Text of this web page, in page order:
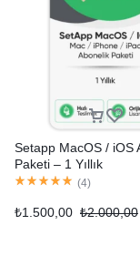
Setapp MacOS / iOS
Paketi – 1 Yıllık
(4)
₺1.500,00 ₺2.000,00